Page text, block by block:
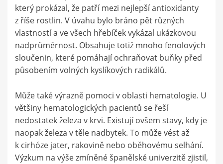
který prokázal, že patří mezi nejlepší antioxidanty
z říše rostlin. V úvahu bylo bráno pět různých
vlastností a ve všech hřebíček vykázal ukázkovou
nadprůměrnost. Obsahuje totiž mnoho fenolových
sloučenin, které pomáhají ochraňovat buňky před
působením volných kyslíkových radikálů.
Může také výrazně pomoci v oblasti hematologie. U
většiny hematologických pacientů se řeší
nedostatek železa v krvi. Existují ovšem stavy, kdy je
naopak železa v těle nadbytek. To může vést až
k cirhóze jater, rakovině nebo oběhovému selhání.
Výzkum na výše zmíněné španělské univerzitě zjistil,